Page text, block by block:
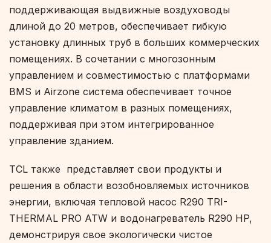
поддерживающая выдвижные воздуховоды
длиной до 20 метров, обеспечивает гибкую
установку длинных труб в больших коммерческих
помещениях. В сочетании с многозонным
управлением и совместимостью с платформами
BMS и Airzone система обеспечивает точное
управление климатом в разных помещениях,
поддерживая при этом интегрированное
управление зданием.
TCL также представляет свои продукты и
решения в области возобновляемых источников
энергии, включая тепловой насос R290 TRI-
THERMAL PRO ATW и водонагреватель R290 HP,
демонстрируя свое экологически чистое